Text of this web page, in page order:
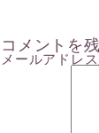
コメントを
メールアドレ